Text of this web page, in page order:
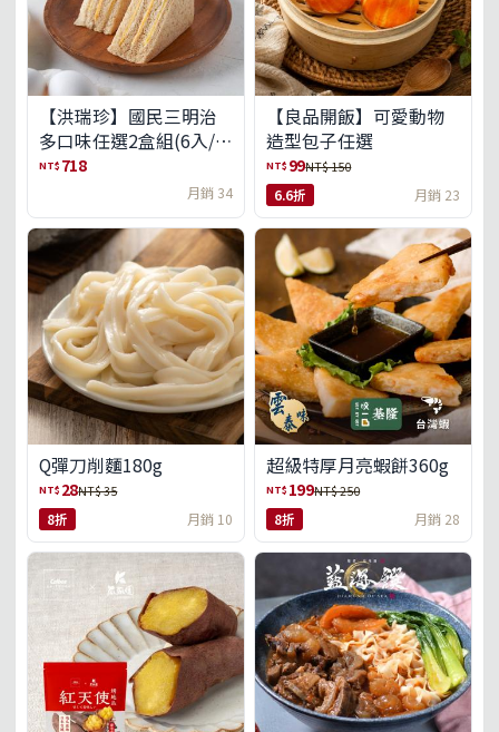
【洪瑞珍】國民三明治
多口味任選2盒組(6入/
盒)(免運)
NT$ 718
月銷 34
【良品開飯】可愛動物
造型包子任選
NT$ 99NT$ 150
6.6折 月銷 23
Q彈刀削麵180g
NT$ 28NT$ 35
8折 月銷 10
超級特厚月亮蝦餅360g
NT$ 199NT$ 250
8折 月銷 28